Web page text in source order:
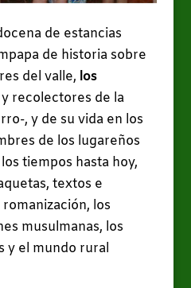
de estancias
de historia sobre
del valle, los
recolectores de la
, y de su vida en los
de los lugareños
tiempos hasta hoy,
textos e
los
musulmanas, los
y el mundo rural